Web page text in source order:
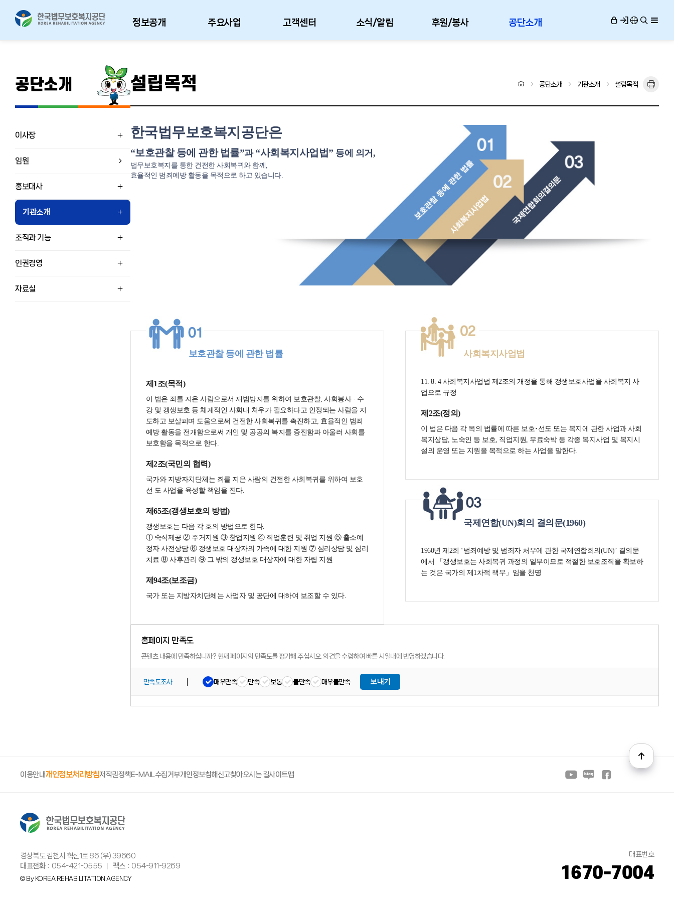
정보공개 주요사업 고객센터 소식/알림 후원/봉사 공단소개
공단소개
이사장
임원
홍보대사
기관소개
조직과 기능
인권경영
자료실
설립목적 공단소개 기관소개 설립목적
한국법무보호복지공단은
“보호관찰 등에 관한 법률”과“사회복지사업법” 등에 의거,
법무보호복지를 통한 건전한 사회복귀와 함께,
효율적인 범죄예방 활동을 목적으로 하고 있습니다.
보호관찰 등에 관한 법률
제1조(목적)
이 법은 죄를 지은 사람으로서 재범방지를 위하여 보호관찰, 사회봉사 · 수
강 및 갱생보호 등 체계적인 사회내 처우가 필요하다고 인정되는 사람을 지
도하고 보살피며 도움으로써 건전한 사회복귀를 촉진하고, 효율적인 범죄
예방 활동을 전개함으로써 개인 및 공공의 복지를 증진함과 아울러 사회를
보호함을 목적으로 한다.
제2조(국민의 협력)
국가와 지방자치단체는 죄를 지은 사람의 건전한 사회복귀를 위하여 보호
선 도 사업을 육성할 책임을 진다.
제65조(갱생보호의 방법)
갱생보호는 다음 각 호의 방법으로 한다.
① 숙식제공 ② 주거지원 ③ 창업지원 ④ 직업훈련 및 취업 지원 ⑤ 출소예
정자 사전상담 ⑥ 갱생보호 대상자의 가족에 대한 지원 ⑦ 심리상담 및 심리
치료 ⑧ 사후관리 ⑨ 그 밖의 갱생보호 대상자에 대한 자립 지원
제94조(보조금)
국가 또는 지방자치단체는 사업자 및 공단에 대하여 보조할 수 있다.
사회복지사업법
11. 8. 4 사회복지사업법 제2조의 개정을 통해 갱생보호사업을 사회복지 사
업으로 규정
제2조(정의)
이 법은 다음 각 목의 법률에 따른 보호･선도 또는 복지에 관한 사업과 사회
복지상담, 노숙인 등 보호, 직업지원, 무료숙박 등 각종 복지사업 및 복지시
설의 운영 또는 지원을 목적으로 하는 사업을 말한다.
국제연합(UN)회의 결의문(1960)
1960년 제2회 ‘범죄예방 및 범죄자 처우에 관한 국제연합회의(UN)’ 결의문
에서 「갱생보호는 사회복귀 과정의 일부이므로 적절한 보호조직을 확보하
는 것은 국가의 제1차적 책무」임을 천명
홈페이지 만족도
콘텐츠 내용에 만족하십니까? 현재 페이지의 만족도를 평가해 주십시오. 의견을 수렴하여 빠른 시일내에 반영하겠습니다.
만족도조사 매우만족 만족 보통 불만족 매우불만족 보내기
이용안내개인정보처리방침저작권정책E-MAIL수집거부개인정보침해신고찾아오시는 길사이트맵
경상북도 김천시 혁신1로 86 (우) 39660
대표전화
054-421-0555 팩스 054-911-9269
© By KOREA REHABILITATION AGENCY
대표번호
1670-7004